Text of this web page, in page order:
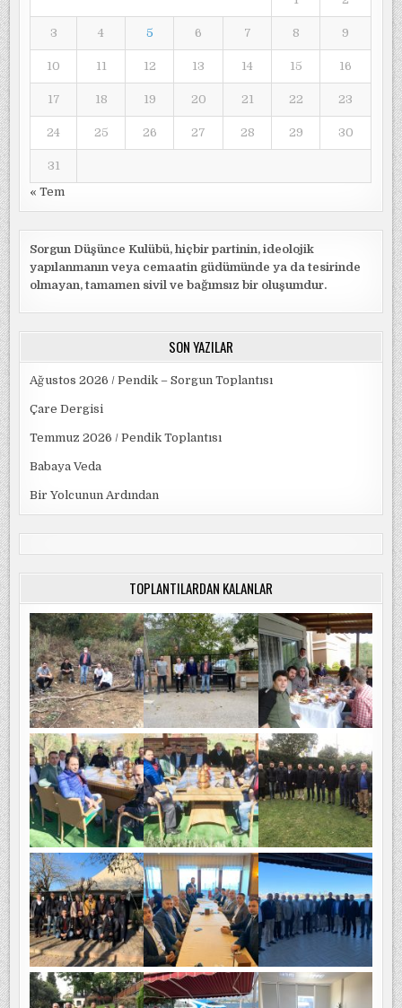
3 4 5 6 7 8 9
10 11 12 13 14 15 16
17 18 19 20 21 22 23
24 25 26 27 28 29 30
31
« Tem
Sorgun Düşünce Kulübü, hiçbir partinin, ideolojik
yapılanmanın veya cemaatin güdümünde ya da tesirinde
olmayan, tamamen sivil ve bağımsız bir oluşumdur.
SON YAZILAR
Ağustos 2026 / Pendik – Sorgun Toplantısı
Çare Dergisi
Temmuz 2026 / Pendik Toplantısı
Babaya Veda
Bir Yolcunun Ardından
TOPLANTILARDAN KALANLAR